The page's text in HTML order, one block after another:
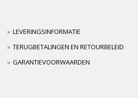
LEVERINGSINFORMATIE
TERUGBETALINGEN EN RETOURBELEID
GARANTIEVOORWAARDEN